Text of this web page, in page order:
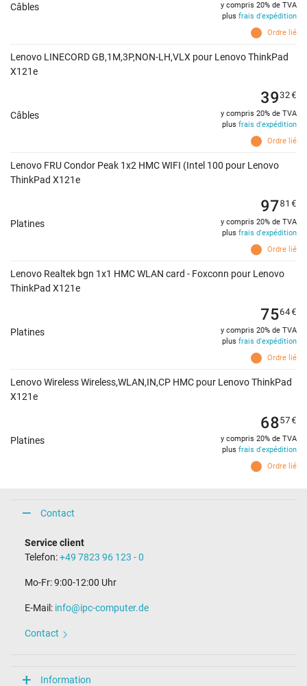
Câbles
Ordre lié
y compris 20% de TVA
plus frais d'expédition
Lenovo LINECORD GB,1M,3P,NON-LH,VLX pour Lenovo ThinkPad
X121e
Câbles
Ordre lié
3932€
y compris 20% de TVA
plus frais d'expédition
Lenovo FRU Condor Peak 1x2 HMC WIFI (Intel 100 pour Lenovo
ThinkPad X121e
Platines
Ordre lié
9781 €
y compris 20% de TVA
plus frais d'expédition
Lenovo Realtek bgn 1x1 HMC WLAN card - Foxconn pour Lenovo
ThinkPad X121e
Platines
Ordre lié
7564€
y compris 20% de TVA
plus frais d'expédition
Lenovo Wireless Wireless,WLAN,IN,CP HMC pour Lenovo ThinkPad
X121e
Platines
Ordre lié
6857€
y compris 20% de TVA
plus frais d'expédition
Contact
Service client
Telefon:+49 7823 96 123 - 0
Mo-Fr: 9:00-12:00 Uhr
E-Mail: info@ipc-computer.de
Contact
Information